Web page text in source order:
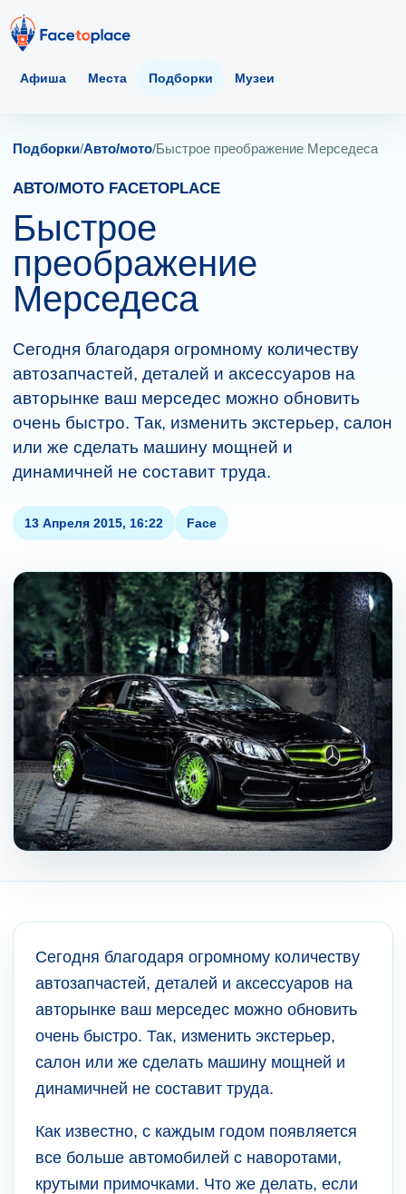
Афиша Места Подборки Музеи
Подборки/Авто/мото/Быстрое преображение Мерседеса
АВТО/МОТО FACETOPLACE
Быстрое
преображение
Мерседеса
Сегодня благодаря огромному количеству
автозапчастей, деталей и аксессуаров на
авторынке ваш мерседес можно обновить
очень быстро. Так, изменить экстерьер, салон
или же сделать машину мощней и
динамичней не составит труда.
13 Апреля 2015, 16:22 Face
Сегодня благодаря огромному количеству
автозапчастей, деталей и аксессуаров на
авторынке ваш мерседес можно обновить
очень быстро. Так, изменить экстерьер,
салон или же сделать машину мощней и
динамичней не составит труда.
Как известно, с каждым годом появляется
все больше автомобилей с наворотами,
крутыми примочками. Что же делать, если